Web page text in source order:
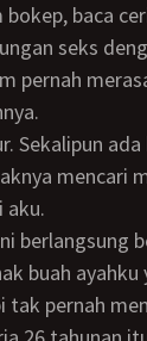
seks
pernah
mencari
aku.
buah
tak pernah